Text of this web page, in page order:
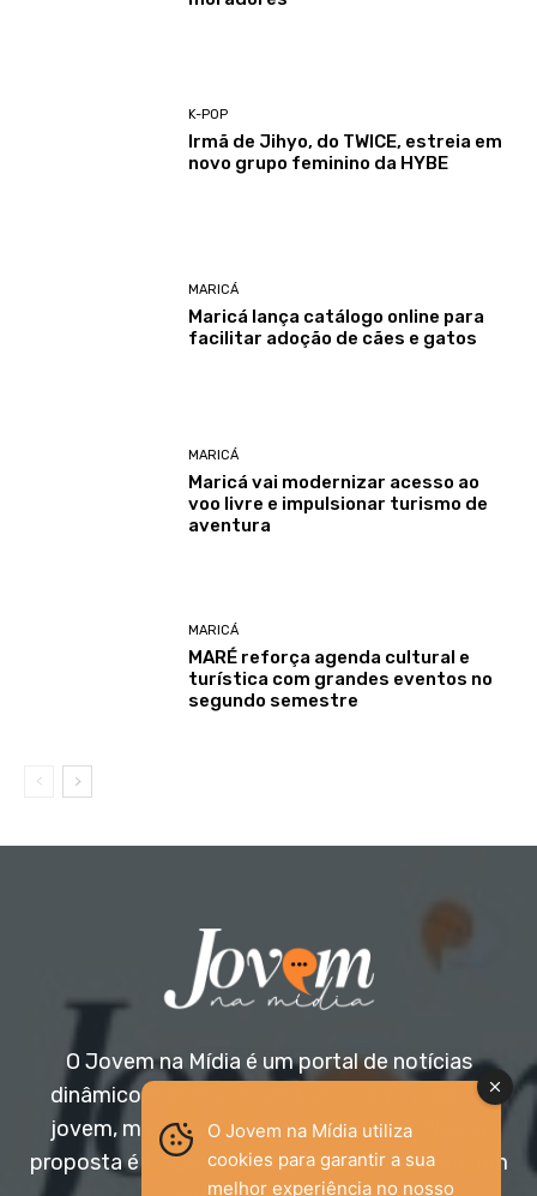
K-POP
Irmã de Jihyo, do TWICE, estreia em
novo grupo feminino da HYBE
MARICÁ
Maricá lança catálogo online para
facilitar adoção de cães e gatos
MARICÁ
Maricá vai modernizar acesso ao
voo livre e impulsionar turismo de
aventura
MARICÁ
MARÉ reforça agenda cultural e
turística com grandes eventos no
segundo semestre
O Jovem na Mídia é um portal de notícias
dinâmico e acessível, voltado para o público
jovem, mas aberto a todas as idades. Nossa
proposta é trazer informação relevante com um
O Jovem na Mídia utiliza
cookies para garantir a sua
melhor experiência no nosso